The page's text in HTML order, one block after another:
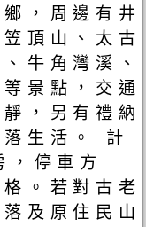
，周邊有井
頂山、太古
牛角灣溪、
景點，交通
，另有禮納
生活。 計
，停車方
。若對古老
及原住民山